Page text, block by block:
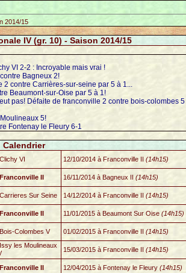
2014/15
IV (gr. 10) - Saison 2014/15
VI 2-2 : Incroyable mais vrai !
Bagneux 2!
2 contre Carrières-sur-seine par 5 à 1...
Beaumont-sur-Oise par 5 à 1!
pas! Défaite de franconville 2 contre bois-colombes 5
5!
Fontenay le Fleury 6-1
Calendrier
Clichy VI 12/10/2014 à Franconville II (14h15)
Franconville II 16/11/2014 à Bagneux II (14h15)
Carrieres Sur Seine 14/12/2014 à Franconville II (14h15)
Franconville II 11/01/2015 à Beaumont Sur Oise (14h15)
Bois-Colombes V 01/02/2015 à Franconville II (14h15)
Issy les Moulineaux
15/03/2015 à Franconville II (14h15)
Franconville II 12/04/2015 à Fontenay le Fleury (14h15)